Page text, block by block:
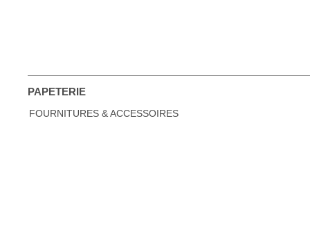
PAPETERIE
FOURNITURES & ACCESSOIRES